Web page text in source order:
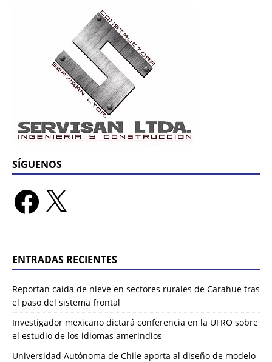
SÍGUENOS
ENTRADAS RECIENTES
Reportan caída de nieve en sectores rurales de Carahue tras
el paso del sistema frontal
Investigador mexicano dictará conferencia en la UFRO sobre
el estudio de los idiomas amerindios
Universidad Autónoma de Chile aporta al diseño de modelo